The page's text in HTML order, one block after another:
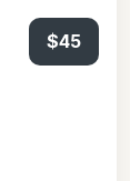
$45